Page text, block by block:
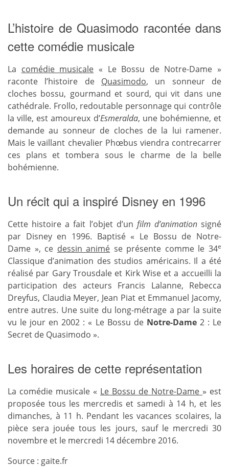
L’histoire de Quasimodo racontée dans
cette comédie musicale
La comédie musicale « Le Bossu de Notre-Dame »
raconte l’histoire de Quasimodo, un sonneur de
cloches bossu, gourmand et sourd, qui vit dans une
cathédrale. Frollo, redoutable personnage qui contrôle
la ville, est amoureux d’Esmeralda, une bohémienne, et
demande au sonneur de cloches de la lui ramener.
Mais le vaillant chevalier Phœbus viendra contrecarrer
ces plans et tombera sous le charme de la belle
bohémienne.
Un récit qui a inspiré Disney en 1996
Cette histoire a fait l’objet d’un film d’animationsigné
par Disney en 1996. Baptisé « Le Bossu de Notre-
Dame », ce dessin animé se présente comme le 34e
Classique d’animation des studios américains. Il a été
réalisé par Gary Trousdale et Kirk Wise et a accueilli la
participation des acteurs Francis Lalanne, Rebecca
Dreyfus, Claudia Meyer, Jean Piat et Emmanuel Jacomy,
entre autres. Une suite du long-métrage a par la suite
vu le jour en 2002 : « Le Bossu de Notre-Dame2 : Le
Secret de Quasimodo ».
Les horaires de cette représentation
La comédie musicale « Le Bossu de Notre-Dame » est
proposée tous les mercredis et samedi à 14 h, et les
dimanches, à 11 h. Pendant les vacances scolaires, la
pièce sera jouée tous les jours, sauf le mercredi 30
novembre et le mercredi 14 décembre 2016.
Source : gaite.fr